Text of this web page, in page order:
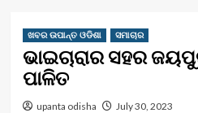
ଖବର ଉପାନ୍ତ ଓଡିଶା ସମାଚାର
ଭାଇଚାରାର ସହର
ପାଳିତ
upanta odisha July 30, 2023